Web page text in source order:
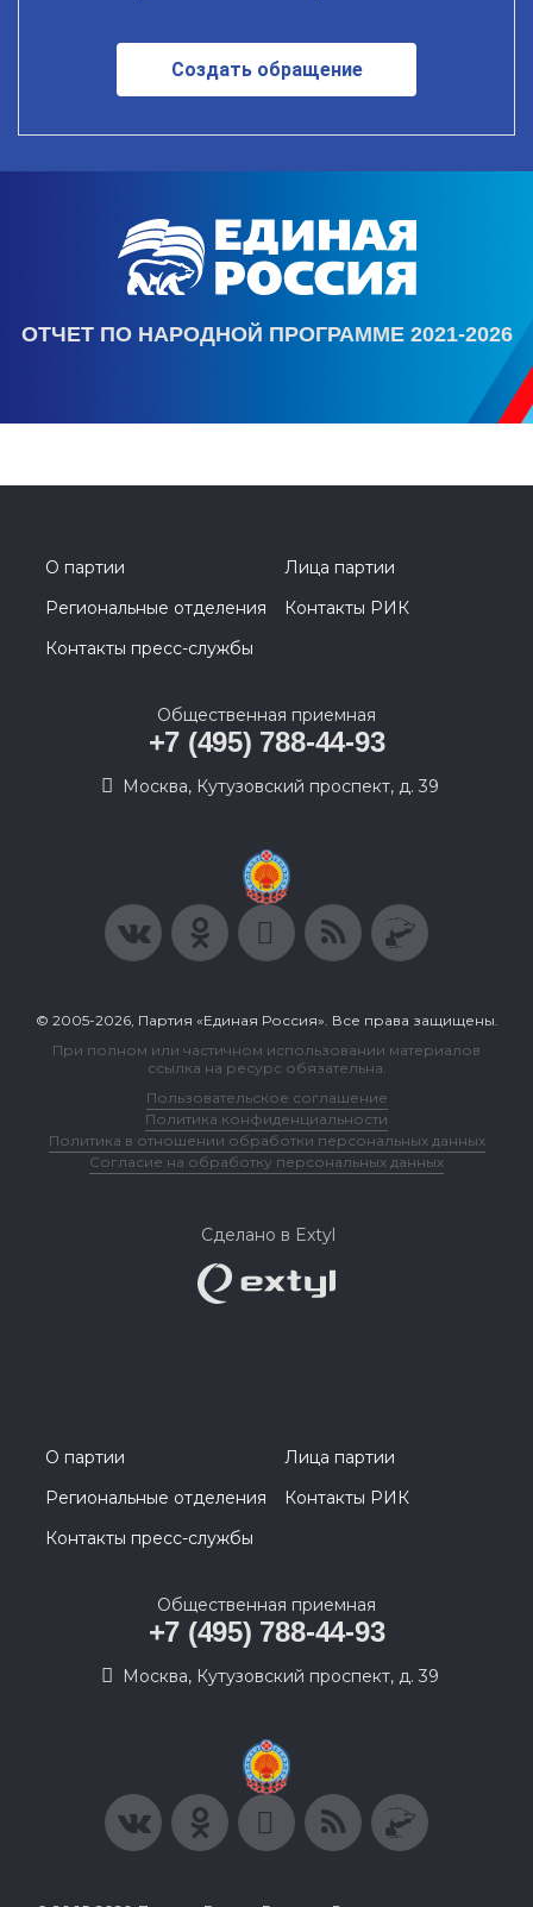
Создать обращение
ОТЧЕТ ПО НАРОДНОЙ ПРОГРАММЕ 2021-2026
О партии
Лица партии
Региональные отделения
Контакты РИК
Контакты пресс-службы
Общественная приемная
+7 (495) 788-44-93
Москва, Кутузовский проспект, д. 39
© 2005-2026, Партия «Единая Россия». Все права защищены.
При полном или частичном использовании материалов
ссылка на ресурс обязательна.
Пользовательское соглашение
Политика конфиденциальности
Политика в отношении обработки персональных данных
Согласие на обработку персональных данных
Сделано в Extyl
О партии
Лица партии
Региональные отделения
Контакты РИК
Контакты пресс-службы
Общественная приемная
+7 (495) 788-44-93
Москва, Кутузовский проспект, д. 39